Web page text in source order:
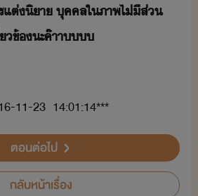
แต่​ิา​ ​ุคคล​ใ​ภาพ​ไ่ี​ส่​
ข้​ะค​๊าา​​​
11-23​ ​ ​14:01:14***
ตอนต่อไป
กลับหน้าเรื่อง